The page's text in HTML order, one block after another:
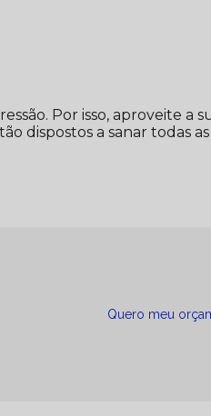
Por isso, aproveite a
dispostos a sanar todas as
Quero meu